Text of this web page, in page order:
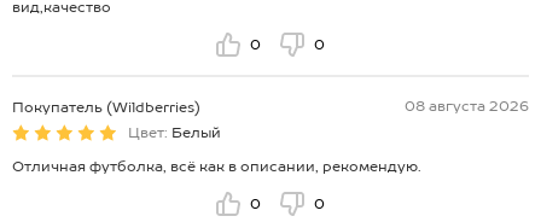
вид,качество
0 0
Покупатель (Wildberries)
08 августа 2026
Цвет: Белый
Отличная футболка, всё как в описании, рекомендую.
0 0